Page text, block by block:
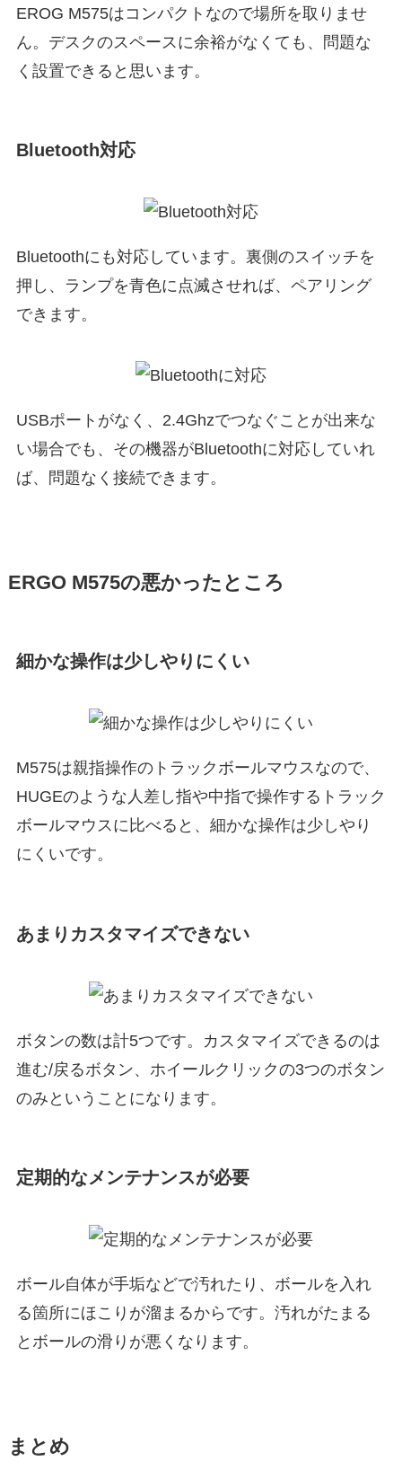
EROG M575はコンパクトなので場所を取りませ
ん。デスクのスペースに余裕がなくても、問題な
く設置できると思います。
Bluetooth対応
Bluetoothにも対応しています。裏側のスイッチを
押し、ランプを青色に点滅させれば、ペアリング
できます。
USBポートがなく、2.4Ghzでつなぐことが出来な
い場合でも、その機器がBluetoothに対応していれ
ば、問題なく接続できます。
ERGO M575の悪かったところ
細かな操作は少しやりにくい
M575は親指操作のトラックボールマウスなので、
HUGEのような人差し指や中指で操作するトラック
ボールマウスに比べると、細かな操作は少しやり
にくいです。
あまりカスタマイズできない
ボタンの数は計5つです。カスタマイズできるのは
進む/戻るボタン、ホイールクリックの3つのボタン
のみということになります。
定期的なメンテナンスが必要
ボール自体が手垢などで汚れたり、ボールを入れ
る箇所にほこりが溜まるからです。汚れがたまる
とボールの滑りが悪くなります。
まとめ